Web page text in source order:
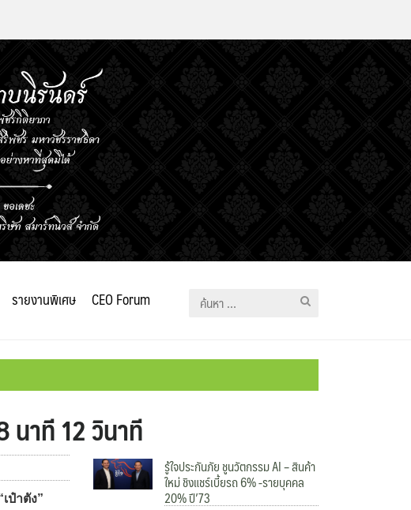
รายงานพิเศษ CEO Forum
ค้นหา
นาที 12 วินาที
ป๋าตัง”
รู้ใจประกันภัย ชูนวัตกรรม AI – สินค้า
ใหม่ ชิงแชร์เบี้ยรถ 6% -รายบุคคล
20% ปี’73